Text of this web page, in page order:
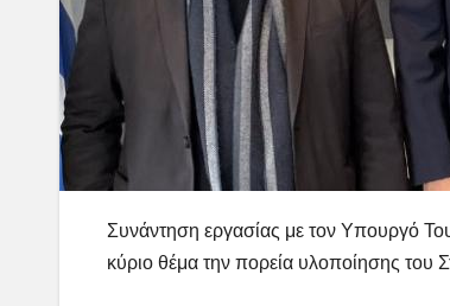
Συνάντηση εργασίας με τον Υπουργό
κύριο θέμα την πορεία υλοποίησης του